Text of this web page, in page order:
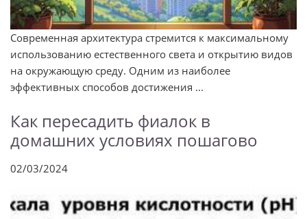
Современная архитектура стремится к максимальному
использованию естественного света и открытию видов
на окружающую среду. Одним из наиболее
эффективных способов достижения ...
Как пересадить фиалок в
домашних условиях пошагово
02/03/2024